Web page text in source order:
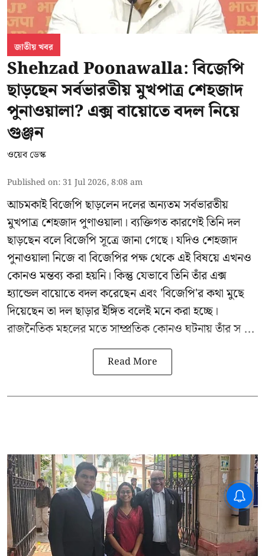
জাতীয় খবর
Shehzad Poonawalla: বিজেপি
ছাড়ছেন সর্বভারতীয় মুখপাত্র শেহজাদ
পুনাওয়ালা? এক্স বায়োতে বদল নিয়ে
গুঞ্জন
ওয়েব ডেস্ক
Published on: 31 Jul 2026, 8:08 am
আচমকাই বিজেপি ছাড়লেন দলের অন্যতম সর্বভারতীয়
মুখপাত্র শেহজাদ পুণাওয়ালা। ব্যক্তিগত কারণেই তিনি দল
ছাড়ছেন বলে বিজেপি সূত্রে জানা গেছে। যদিও শেহজাদ
পুনাওয়ালা নিজে বা বিজেপির পক্ষ থেকে এই বিষয়ে এখনও
কোনও মন্তব্য করা হয়নি। কিন্তু যেভাবে তিনি তাঁর এক্স
হ্যান্ডেল বায়োতে বদল করেছেন এবং 'বিজেপি'র কথা মুছে
দিয়েছেন তা দল ছাড়ার ইঙ্গিত বলেই মনে করা হচ্ছে।
রাজনৈতিক মহলের মতে সাম্প্রতিক কোনও ঘটনায় তাঁর স ...
Read More
CPIM: ৬০ লক্ষ নাম বিবেচনাধীন রেখে
ভোট ঘোষণার প্রতিবাদ - আদালতের
দ্বারস্থ হবে সিপিআইএম